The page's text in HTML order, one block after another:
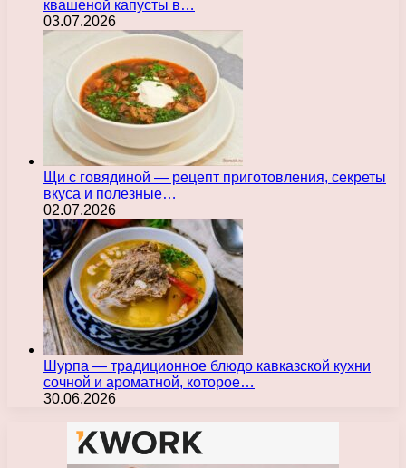
квашеной капусты в…
03.07.2026
Щи с говядиной — рецепт приготовления, секреты
вкуса и полезные…
02.07.2026
Шурпа — традиционное блюдо кавказской кухни
сочной и ароматной, которое…
30.06.2026